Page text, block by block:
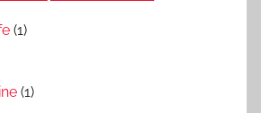
(1)
(1)